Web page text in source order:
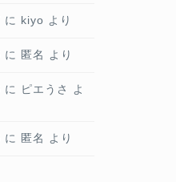
に kiyo より
に 匿名 より
に ピエうさ
よ
に 匿名 より